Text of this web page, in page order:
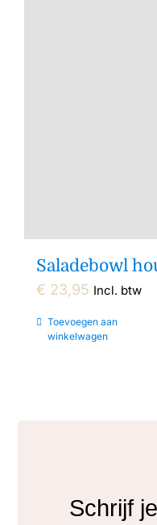
Saladebowl
€ 23,95 Incl. btw
Toevoegen aan
winkelwagen
Schrijf